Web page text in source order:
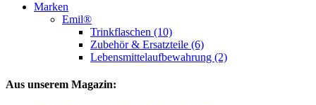
Marken
Emil®
Trinkflaschen (10)
Zubehör & Ersatzteile (6)
Lebensmittelaufbewahrung (2)
Aus unserem Magazin: